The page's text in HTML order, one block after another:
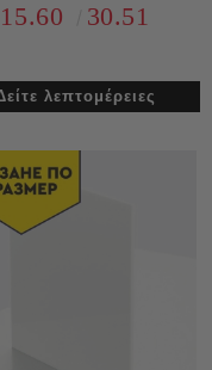
15.60 30.51
λεπτομέρειες